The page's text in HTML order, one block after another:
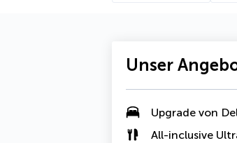
Unser
Upgrade von
All-inclusive